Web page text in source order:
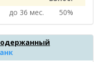
до 36 мес. 50%